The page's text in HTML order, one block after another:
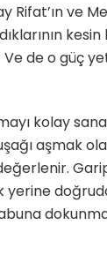
ve
de o güç
kolay
aşmak